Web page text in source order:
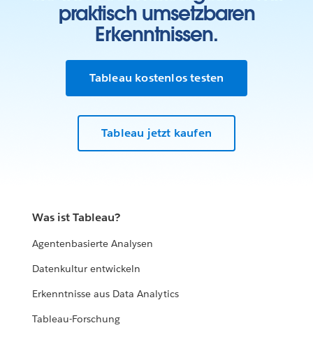
praktisch umsetzbaren
Erkenntnissen.
Tableau kostenlos testen
Tableau jetzt kaufen
Was ist Tableau?
Agentenbasierte Analysen
Datenkultur entwickeln
Erkenntnisse aus Data Analytics
Tableau-Forschung